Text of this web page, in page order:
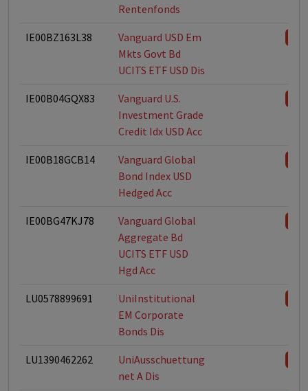
Rentenfonds
IE00BZ163L38
Vanguard USD Em
Mkts Govt Bd
UCITS ETF USD Dis
IE00B04GQX83
Vanguard U.S.
Investment Grade
Credit Idx USD Acc
IE00B18GCB14
Vanguard Global
Bond Index USD
Hedged Acc
IE00BG47KJ78
Vanguard Global
Aggregate Bd
UCITS ETF USD
Hgd Acc
LU0578899691
UniInstitutional
EM Corporate
Bonds Dis
LU1390462262
UniAusschuettung
net A Dis